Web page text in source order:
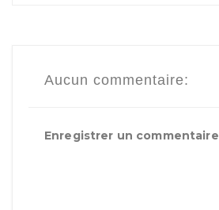
Aucun commentaire:
Enregistrer un commentaire